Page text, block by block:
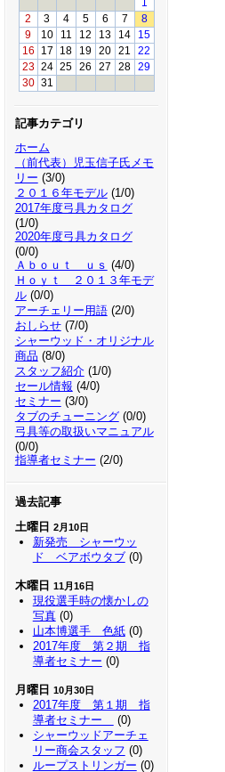
1
2
3 4 5 6 7
8
9
10 11 12 13 14
15
16
17 18 19 20 21
22
23
24 25 26 27 28
29
30
31
記事カテゴリ
ホーム
（前代表）児玉信子氏メモ
リー (3/0)
２０１６年モデル(1/0)
2017年度弓具カタログ
(1/0)
2020年度弓具カタログ
(0/0)
Ａｂｏｕｔ ｕｓ (4/0)
Ｈｏｙｔ ２０１３年モデ
ル(0/0)
アーチェリー用語(2/0)
おしらせ(7/0)
シャーウッド・オリジナル
商品 (8/0)
スタッフ紹介(1/0)
セール情報 (4/0)
セミナー (3/0)
タブのチューニング(0/0)
弓具等の取扱いマニュアル
(0/0)
指導者セミナー (2/0)
過去記事
土曜日 2月10日
新発売 シャーウッ
ド ベアボウタブ(0)
木曜日 11月16日
現役選手時の懐かしの
写真(0)
山本博選手 色紙(0)
2017年度 第２期 指
導者セミナー (0)
月曜日 10月30日
2017年度 第１期 指
導者セミナー
(0)
シャーウッドアーチェ
リー商会スタッフ (0)
ループストリンガー (0)